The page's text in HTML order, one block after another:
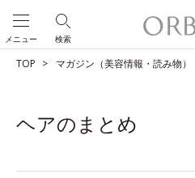
検索
メニュー
TOP マガジン（美容情報・読み物）
ヘアのまとめ